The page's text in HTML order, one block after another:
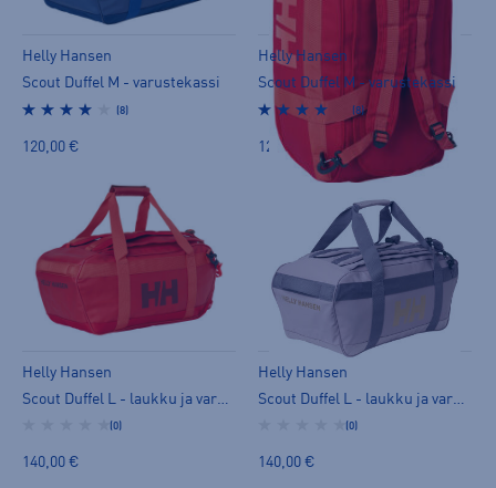
Helly Hansen
Scout Duffel M - varustekassi
(8)
120,00 €
Helly Hansen
Scout Duffel M - varustekassi
(8)
120,00 €
Helly Hansen
(0)
140,00 €
Helly Hansen
(0)
140,00 €